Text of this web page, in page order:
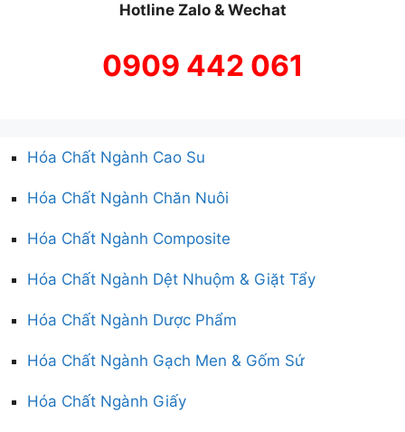
Hotline Zalo & Wechat
0909 442 061
Hóa Chất Ngành Cao Su
Hóa Chất Ngành Chăn Nuôi
Hóa Chất Ngành Composite
Hóa Chất Ngành Dệt Nhuộm & Giặt Tẩy
Hóa Chất Ngành Dược Phẩm
Hóa Chất Ngành Gạch Men & Gốm Sứ
Hóa Chất Ngành Giấy